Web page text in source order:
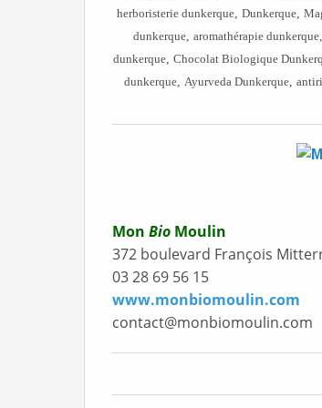
herboristerie dunkerque Dunkerque
dunkerque
aromathérapie dunkerque
dunkerque
Chocolat Biologique
dunkerque, Ayurveda Dunkerque,
Mon Bio Moulin
372 boulevard François
03 28 69 56 15
www.monbiomoulin.com
contact@monbiomoulin.com